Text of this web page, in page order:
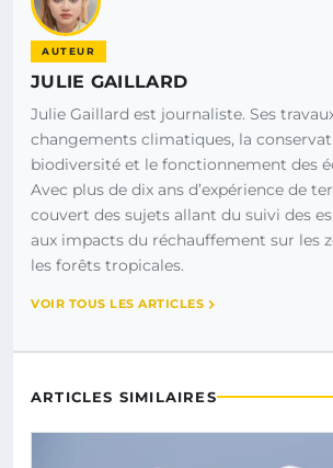
AUTEUR
JULIE GAILLARD
Julie Gaillard est journaliste. Ses
changements climatiques, la
biodiversité et le fonctionnement des
Avec plus de dix ans d’expérience de
couvert des sujets allant du suivi des
aux impacts du réchauffement sur les
les forêts tropicales.
VOIR TOUS LES ARTICLES
ARTICLES SIMILAIRES